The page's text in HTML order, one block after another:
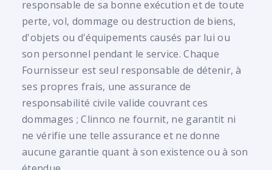
responsable de sa bonne exécution et de toute
perte, vol, dommage ou destruction de biens,
d'objets ou d'équipements causés par lui ou
son personnel pendant le service. Chaque
Fournisseur est seul responsable de détenir, à
ses propres frais, une assurance de
responsabilité civile valide couvrant ces
dommages ; Clinnco ne fournit, ne garantit ni
ne vérifie une telle assurance et ne donne
aucune garantie quant à son existence ou à son